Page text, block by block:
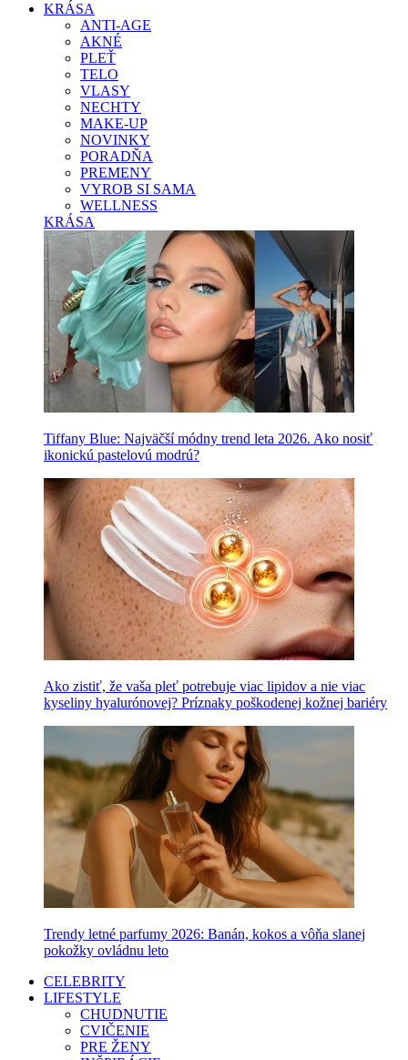
KRÁSA
ANTI-AGE
AKNÉ
PLEŤ
TELO
VLASY
NECHTY
MAKE-UP
NOVINKY
PORADŇA
PREMENY
VYROB SI SAMA
WELLNESS
KRÁSA
Tiffany Blue: Najväčší módny trend leta 2026. Ako nosiť
ikonickú pastelovú modrú?
Ako zistiť, že vaša pleť potrebuje viac lipidov a nie viac
kyseliny hyalurónovej? Príznaky poškodenej kožnej bariéry
Trendy letné parfumy 2026: Banán, kokos a vôňa slanej
pokožky ovládnu leto
CELEBRITY
LIFESTYLE
CHUDNUTIE
CVIČENIE
PRE ŽENY